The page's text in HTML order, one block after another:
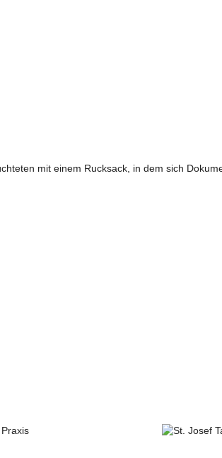
mit einem Rucksack, in dem sich